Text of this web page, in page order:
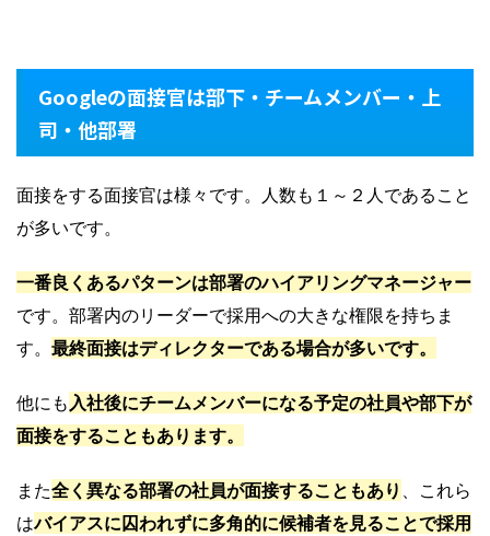
Googleの面接官は部下・チームメンバー・上
司・他部署
面接をする面接官は様々です。人数も１～２人であること
が多いです。
一番良くあるパターンは部署のハイアリングマネージャー
です。部署内のリーダーで採用への大きな権限を持ちま
す。 最終面接はディレクターである場合が多いです。
他にも 入社後にチームメンバーになる予定の社員や部下が
面接をすることもあります。
また全く異なる部署の社員が面接することもあり
、これら
はバイアスに囚われずに多角的に候補者を見ることで採用